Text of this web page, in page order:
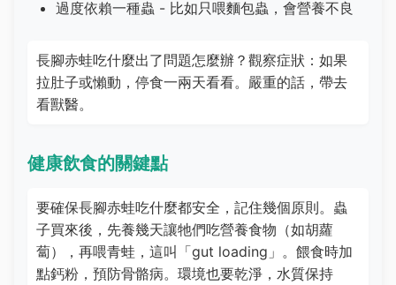
過度依賴一種蟲 - 比如只喂麵包蟲，會營養不良
長腳赤蛙吃什麼出了問題怎麼辦？觀察症狀：如果
拉肚子或懶動，停食一兩天看看。嚴重的話，帶去
看獸醫。
健康飲食的關鍵點
要確保長腳赤蛙吃什麼都安全，記住幾個原則。蟲
子買來後，先養幾天讓牠們吃營養食物（如胡蘿
蔔），再喂青蛙，這叫「gut loading」。餵食時加
點鈣粉，預防骨骼病。環境也要乾淨，水質保持